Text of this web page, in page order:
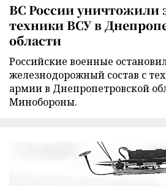
ВС России уничтожили
техники ВСУ в
области
Российские военные
железнодорожный состав с
армии в Днепропетровской
Минобороны.